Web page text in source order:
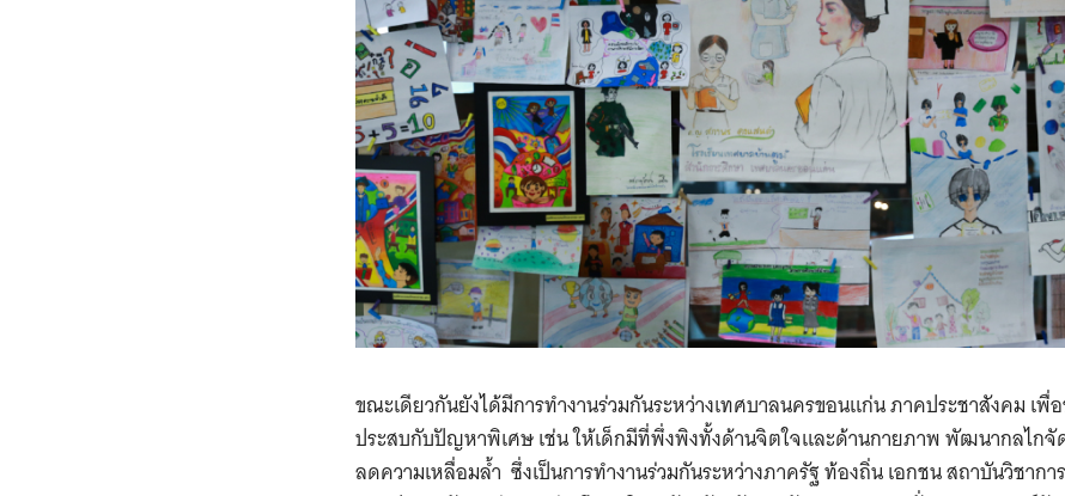
ขณะเดียวกันยังได้มีการทำงานร่วมกันระหว่างเทศบาลนครขอนแก่น ภาคประชาสังคม เพื่
ประสบกับปัญหาพิเศษ เช่น ให้เด็กมีที่พึ่งพิงทั้งด้านจิตใจและด้านกายภาพ พัฒนากลไกจั
ลดความเหลื่อมล้ำ ซึ่งเป็นการทำงานร่วมกันระหว่างภาครัฐ ท้องถิ่น เอกชน สถาบันวิชาก